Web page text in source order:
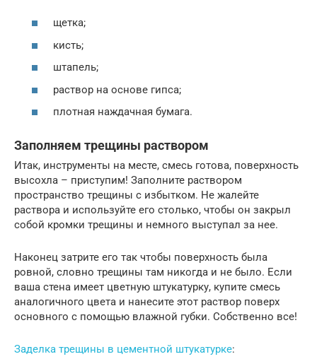
щетка;
кисть;
штапель;
раствор на основе гипса;
плотная наждачная бумага.
Заполняем трещины раствором
Итак, инструменты на месте, смесь готова, поверхность
высохла – приступим! Заполните раствором
пространство трещины с избытком. Не жалейте
раствора и используйте его столько, чтобы он закрыл
собой кромки трещины и немного выступал за нее.
Наконец затрите его так чтобы поверхность была
ровной, словно трещины там никогда и не было. Если
ваша стена имеет цветную штукатурку, купите смесь
аналогичного цвета и нанесите этот раствор поверх
основного с помощью влажной губки. Собственно все!
Заделка трещины в цементной штукатурке: